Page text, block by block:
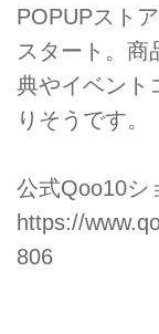
POPUPスト
スタート。商
典やイベント
りそうです。
公式Qoo10シ
https://
806